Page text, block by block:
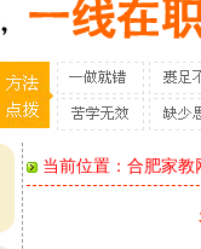
当前位置： 合肥家教